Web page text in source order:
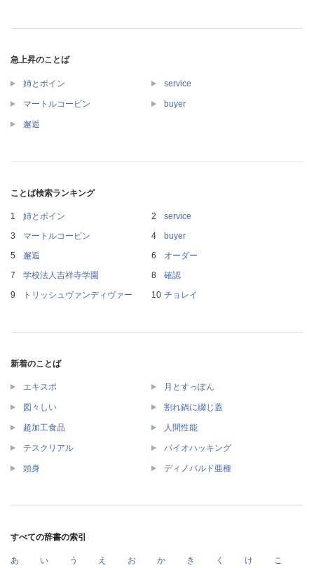
急上昇のことば
姉とボイン service
マートルコービン buyer
邂逅
ことば検索ランキング
姉とボイン
service
マートルコービン
buyer
邂逅
オーダー
学校法人吉祥寺学園
確認
トリッシュヴァンディヴァー
チョレイ
新着のことば
エキスポ 月とすっぽん
図々しい 割れ鍋に綴じ蓋
超加工食品 人間性能
テスクリアル バイオハッキング
頭身 ディノバルド亜種
すべての辞書の索引
あ い う え お か き く け こ